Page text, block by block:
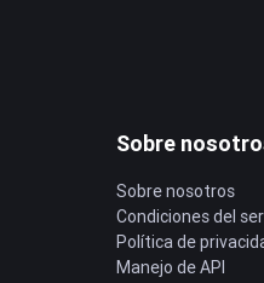
Sobre
Sobre nosotros
Condiciones del
Política de
Manejo de API